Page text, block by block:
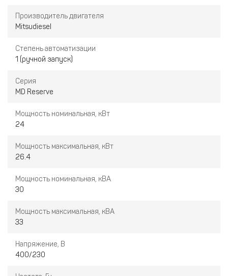
Производитель двигателя
Mitsudiesel
Степень автоматизации
1 (ручной запуск)
Серия
MD Reserve
Мощность номинальная, кВт
24
Мощность максимальная, кВт
26.4
Мощность номинальная, кВА
30
Мощность максимальная, кВА
33
Напряжение, В
400/230